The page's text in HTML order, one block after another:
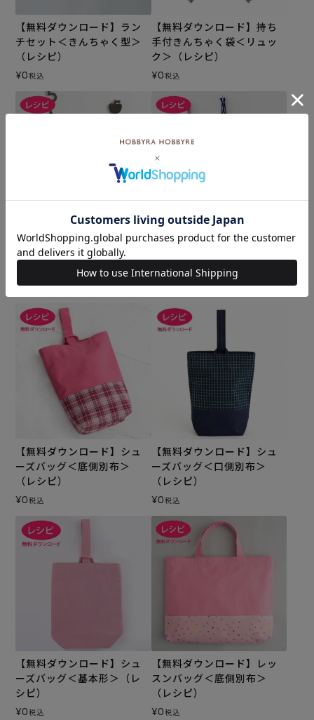
【無料ダウンロード】ラン
チセット＜きんちゃく型＞
（レシピ）
¥0税込
【無料ダウンロード】持ち
手付きんちゃく袋＜リュッ
ク＞（レシピ）
¥0税込
【無料ダウンロード】持ち
手付きんちゃく袋＜基本形
＞（レシピ）
¥0税込
【無料ダウンロード】きん
¥0税込
【無料ダウンロード】シュ
ーズバッグ＜底側別布＞
（レシピ）
¥0税込
【無料ダウンロード】シュ
ーズバッグ＜口側別布＞
（レシピ）
¥0税込
【無料ダウンロード】シュ
ーズバッグ＜基本形＞（レ
シピ）
¥0税込
【無料ダウンロード】レッ
スンバッグ＜底側別布＞
（レシピ）
¥0税込